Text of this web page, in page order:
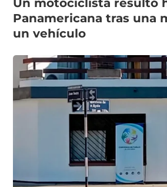
Panamericana tras una
un vehículo